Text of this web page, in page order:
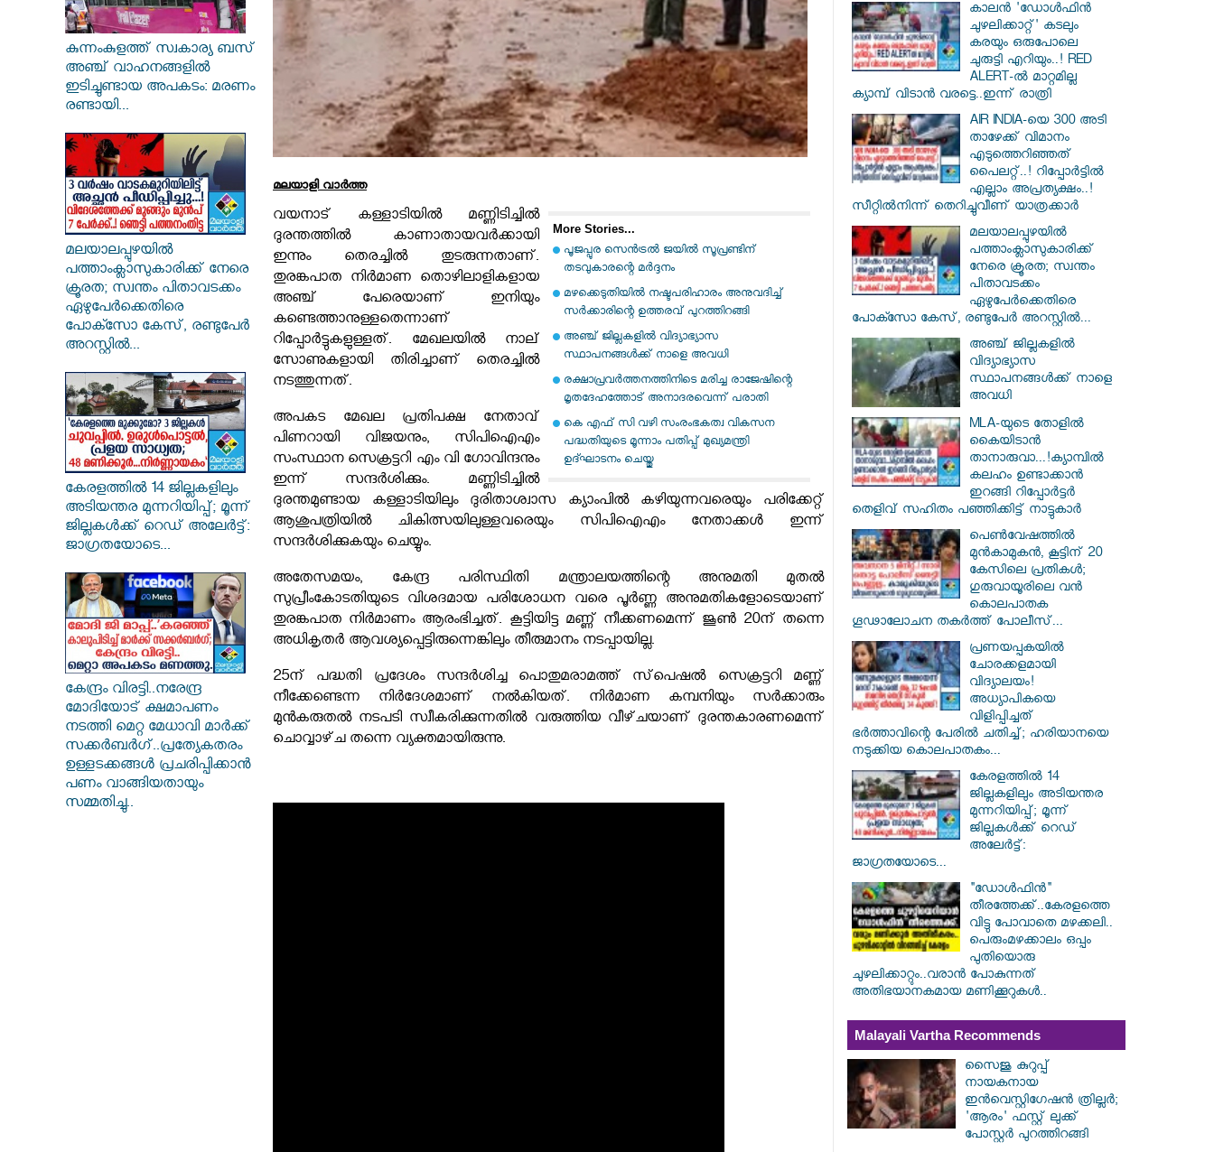
കുന്നംകുളത്ത് സ്വകാര്യ ബസ്
അഞ്ച് വാഹനങ്ങളിൽ
ഇടിച്ചുണ്ടായ അപകടം: മരണം
രണ്ടായി...
മലയാലപ്പുഴയിൽ
പത്താംക്ലാസുകാരിക്ക് നേരെ
ക്രൂരത; സ്വന്തം പിതാവടക്കം
ഏഴുപേർക്കെതിരെ
പോക്സോ കേസ്, രണ്ടുപേർ
അറസ്റ്റിൽ...
കേരളത്തിൽ 14 ജില്ലകളിലും
അടിയന്തര മുന്നറിയിപ്പ്; മൂന്ന്
ജില്ലകൾക്ക് റെഡ് അലേർട്ട്:
ജാഗ്രതയോടെ...
കേന്ദ്രം വിരട്ടി..നരേന്ദ്ര
മോദിയോട് ക്ഷമാപണം
നടത്തി മെറ്റ മേധാവി മാർക്ക്
സക്കർബർ​ഗ്..പ്രത്യേകതരം
ഉള്ളടക്കങ്ങൾ പ്രചരിപ്പിക്കാൻ
പണം വാങ്ങിയതായും
സമ്മതിച്ചു..
മലയാളി വാര്‍ത്ത
More Stories...
പൂജപ്പുര സെന്‍ട്രല്‍ ജയില്‍ സൂപ്രണ്ടിന്
തടവുകാരന്റെ മര്‍ദ്ദനം
മഴക്കെടുതിയില്‍ നഷ്ടപരിഹാരം അനുവദിച്ച്
സര്‍ക്കാരിന്റെ ഉത്തരവ് പുറത്തിറങ്ങി
അഞ്ച് ജില്ലകളില്‍ വിദ്യാഭ്യാസ
സ്ഥാപനങ്ങള്‍ക്ക് നാളെ അവധി
രക്ഷാപ്രവര്‍ത്തനത്തിനിടെ മരിച്ച രാജേഷിന്റെ
മൃതദേഹത്തോട് അനാദരവെന്ന് പരാതി
കെ എഫ് സി വഴി സംരംഭകത്വ വികസന
പദ്ധതിയുടെ മൂന്നാം പതിപ്പ് മുഖ്യമന്ത്രി
ഉദ്ഘാടനം ചെയ്തു
വയനാട് കള്ളാടിയിൽ മണ്ണിടിച്ചിൽ
ദുരന്തത്തിൽ കാണാതായവർക്കായി
ഇന്നും തെരച്ചിൽ തുടരുന്നതാണ്.
തുരങ്കപാത നിർമാണ തൊഴിലാളികളായ
അഞ്ച് പേരെയാണ് ഇനിയും
കണ്ടെത്താനുള്ളതെന്നാണ്
റിപ്പോർട്ടുകളുള്ളത്. മേഖലയിൽ നാല്
സോണുകളായി തിരിച്ചാണ് തെരച്ചിൽ
നടത്തുന്നത്.
അപകട മേഖല പ്രതിപക്ഷ നേതാവ്
പിണറായി വിജയനും, സിപിഐഎം
സംസ്ഥാന സെക്രട്ടറി എം വി ഗോവിന്ദനും
ഇന്ന് സന്ദർശിക്കും. മണ്ണിടിച്ചിൽ
ദുരന്തമുണ്ടായ കള്ളാടിയിലും ദുരിതാശ്വാസ ക്യാംപിൽ കഴിയുന്നവരെയും പരിക്കേറ്റ്
ആശുപത്രിയിൽ ചികിത്സയിലുള്ളവരെയും സിപിഐഎം നേതാക്കൾ ഇന്ന്
സന്ദർശിക്കുകയും ചെയ്യും.
അതേസമയം, കേന്ദ്ര പരിസ്ഥിതി മന്ത്രാലയത്തിന്റെ അനുമതി മുതൽ
സുപ്രീംകോടതിയുടെ വിശദമായ പരിശോധന വരെ പൂർണ്ണ അനുമതികളോടെയാണ്
തുരങ്കപാത നിർമാണം ആരംഭിച്ചത്. കൂട്ടിയിട്ട മണ്ണ്‌ നീക്കണമെന്ന്‌ ജൂൺ 20ന്‌ തന്നെ
അധികൃതർ ആവശ്യപ്പെട്ടിരുന്നെങ്കിലും തീരുമാനം നടപ്പായില്ല.
25ന്‌ പദ്ധതി പ്രദേശം സന്ദർശിച്ച പൊതുമരാമത്ത്‌ സ്‌പെഷൽ സെക്രട്ടറി മണ്ണ്‌
നീക്കേണ്ടെന്ന നിർദേശമാണ്‌ നൽകിയത്‌. നിർമാണ കമ്പനിയും സർക്കാരും
മുൻകരുതൽ നടപടി സ്വീകരിക്കുന്നതിൽ വരുത്തിയ വീഴ്‌ചയാണ്‌ ദുരന്തകാരണമെന്ന്‌
ചൊവ്വാഴ്‌ച തന്നെ വ്യക്തമായിരുന്നു.
കാലൻ 'ഡോൾഫിൻ
ചുഴലിക്കാറ്റ്' കടലും
കരയും ഒരുപോലെ
ചുരുട്ടി എറിയും..! RED
ALERT-ൽ മാറ്റമില്ല
ക്യാമ്പ് വിടാൻ വരട്ടെ..ഇന്ന് രാത്രി
AIR INDIA-യെ 300 അടി
താഴേക്ക് വിമാനം
എടുത്തെറിഞ്ഞത്
പൈലറ്റ്..! റിപ്പോർട്ടിൽ
എല്ലാം അപ്രത്യക്ഷം..!
സീറ്റിൽനിന്ന് തെറിച്ചുവീണ് യാത്രക്കാർ
മലയാലപ്പുഴയിൽ
പത്താംക്ലാസുകാരിക്ക്
നേരെ ക്രൂരത; സ്വന്തം
പിതാവടക്കം
ഏഴുപേർക്കെതിരെ
പോക്സോ കേസ്, രണ്ടുപേർ അറസ്റ്റിൽ...
അഞ്ച് ജില്ലകളില്‍
വിദ്യാഭ്യാസ
സ്ഥാപനങ്ങള്‍ക്ക് നാളെ
അവധി
MLA-യുടെ തോളിൽ
കൈയിടാൻ
താനാരുവാ...!ക്യാമ്പിൽ
കലഹം ഉണ്ടാക്കാൻ
ഇറങ്ങി റിപ്പോർട്ടർ
തെളിവ് സഹിതം പഞ്ഞിക്കിട്ട് നാട്ടുകാർ
പെൺവേഷത്തിൽ
മുൻകാമുകൻ, കൂട്ടിന് 20
കേസിലെ പ്രതികൾ;
ഗുരുവായൂരിലെ വൻ
കൊലപാതക
ഗൂഢാലോചന തകർത്ത് പോലീസ്...
പ്രണയപ്പകയിൽ
ചോരക്കളമായി
വിദ്യാലയം!
അധ്യാപികയെ
വിളിപ്പിച്ചത്
ഭർത്താവിന്റെ പേരിൽ ചതിച്ച്; ഹരിയാനയെ
നടുക്കിയ കൊലപാതകം...
കേരളത്തിൽ 14
ജില്ലകളിലും അടിയന്തര
മുന്നറിയിപ്പ്; മൂന്ന്
ജില്ലകൾക്ക് റെഡ്
അലേർട്ട്:
ജാഗ്രതയോടെ...
"ഡോൾഫിൻ"
തീരത്തേക്ക്..കേരളത്തെ
വിട്ടു പോവാതെ മഴക്കലി..
പെരുംമഴക്കാലം ഒപ്പം
പുതിയൊരു
ചുഴലിക്കാറ്റും..വരാൻ പോകുന്നത്
അതിഭയാനകമായ മണിക്കൂറുകൾ..
Malayali Vartha Recommends
സൈജു കുറുപ്പ്
നായകനായ
ഇൻവെസ്റ്റിഗേഷൻ ത്രില്ലർ;
'ആരം' ഫസ്റ്റ് ലുക്ക്
പോസ്റ്റർ പുറത്തിറങ്ങി